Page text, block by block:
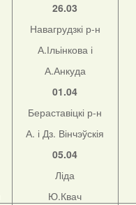
26.03
Навагрудзкі р-н
А.Ільінкова і
А.Анкуда
01.04
Бераставіцкі р-н
А. і Дз. Вінчэўскія
05.04
Ліда
Ю.Квач